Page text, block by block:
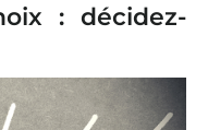
: décidez-